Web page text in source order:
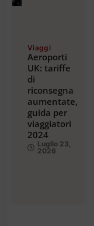
Viaggi
Aeroporti
UK: tariffe
di
riconsegna
aumentate,
guida per
viaggiatori
2024
Luglio 23,
2026